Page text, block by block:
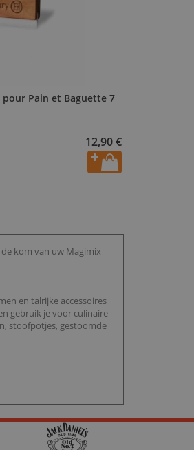
Pain et Baguette 7
12,90 €
kom van uw Magimix
en talrijke accessoires
gebruik je voor culinaire
stoofpotjes, gestoomde